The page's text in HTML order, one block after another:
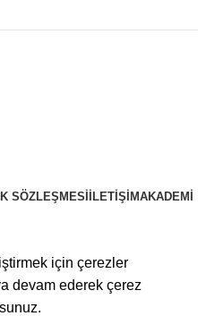
SÖZLEŞMESI İLETIŞIMAKADEMI
için çerezler
devam ederek çerez